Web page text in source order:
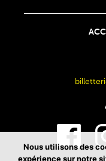
Nous utilisons des
expérience sur notre